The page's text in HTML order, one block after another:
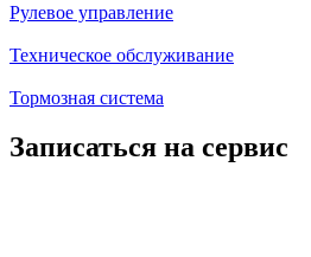
Рулевое управление
Техническое обслуживание
Тормозная система
Записаться на сервис